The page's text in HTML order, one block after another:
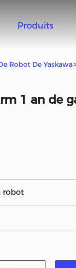
Produits
Robot De Yaskawa
1 an de
robot